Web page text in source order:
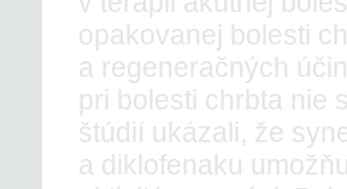
opakovanej bolesti
a regeneračných
pri bolesti chrbta nie
štúdií ukázali, že
a diklofenaku